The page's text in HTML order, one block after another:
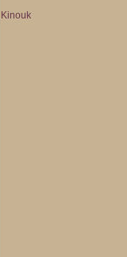
Kinouk